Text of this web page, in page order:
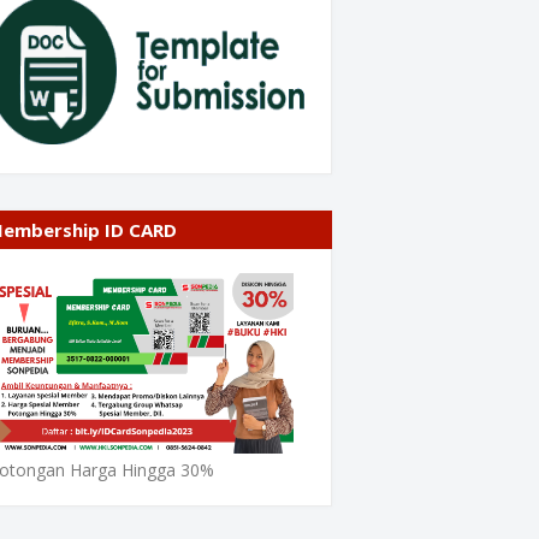
ID CARD
Harga Hingga 30%